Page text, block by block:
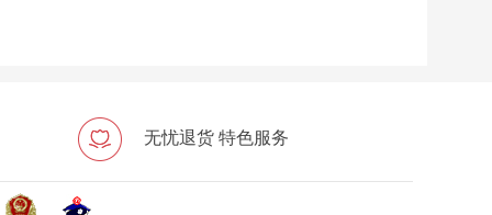
无忧退货 特色服务